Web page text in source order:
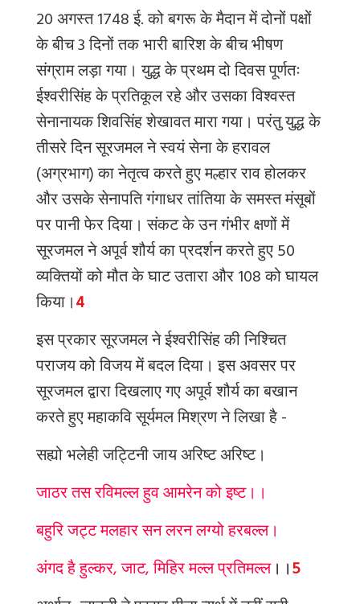
20 अगस्त 1748 ई. को बगरू के मैदान में दोनों पक्षों
के बीच 3 दिनों तक भारी बारिश के बीच भीषण
संग्राम लड़ा गया। युद्ध के प्रथम दो दिवस पूर्णतः
ईश्वरीसिंह के प्रतिकूल रहे और उसका विश्वस्त
सेनानायक शिवसिंह शेखावत मारा गया। परंतु युद्ध के
तीसरे दिन सूरजमल ने स्वयं सेना के हरावल
(अग्रभाग) का नेतृत्व करते हुए मल्हार राव होलकर
और उसके सेनापति गंगाधर तांतिया के समस्त मंसूबों
पर पानी फेर दिया। संकट के उन गंभीर क्षणों में
सूरजमल ने अपूर्व शौर्य का प्रदर्शन करते हुए 50
व्यक्तियों को मौत के घाट उतारा और 108 को घायल
किया।4
इस प्रकार सूरजमल ने ईश्वरीसिंह की निश्चित
पराजय को विजय में बदल दिया। इस अवसर पर
सूरजमल द्वारा दिखलाए गए अपूर्व शौर्य का बखान
करते हुए महाकवि सूर्यमल मिश्रण ने लिखा है -
सह्यो भलेही जट्टिनी जाय अरिष्ट अरिष्ट।
जाठर तस रविमल्ल हुव आमरेन को इष्ट।।
बहुरि जट्ट मलहार सन लरन लग्यो हरबल्ल।
अंगद है हुल्कर, जाट, मिहिर मल्ल प्रतिमल्ल।।5